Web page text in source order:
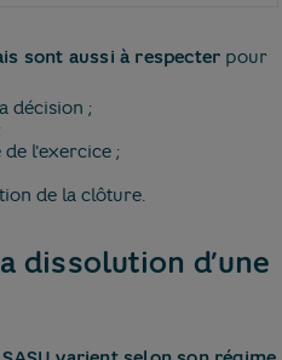
sont aussi à respecter pour
décision ;
l'exercice ;
de la clôture.
dissolution d’une